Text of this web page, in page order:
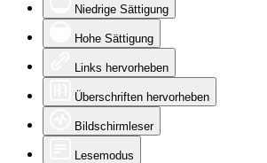
Niedrige Sättigung
Hohe Sättigung
Links hervorheben
Überschriften hervorheben
Bildschirmleser
Lesemodus